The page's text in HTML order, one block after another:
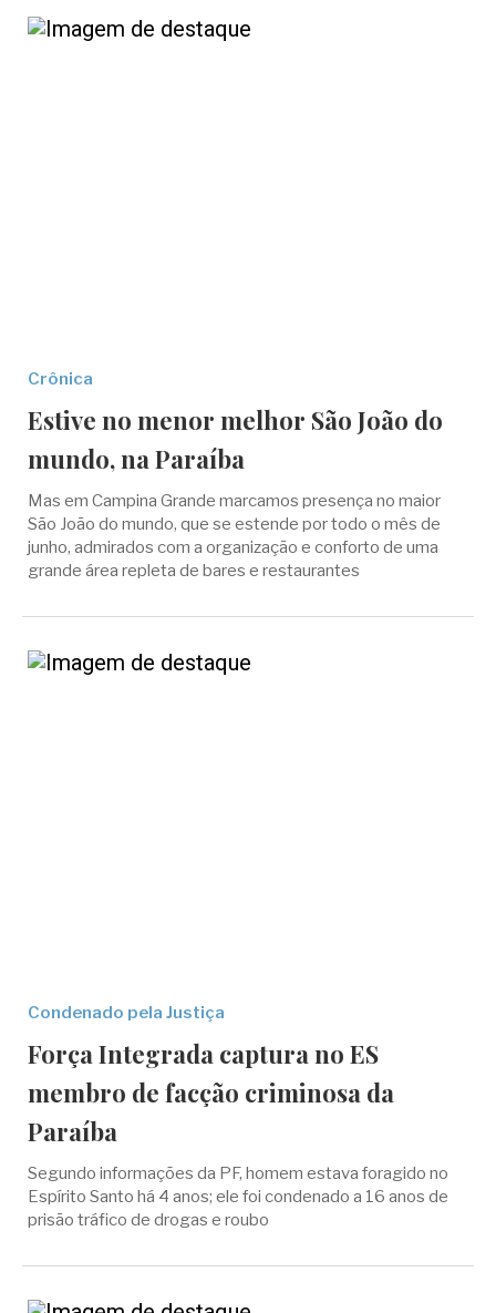
Crônica
Estive no menor melhor São João do
mundo, na Paraíba
Mas em Campina Grande marcamos presença no maior
São João do mundo, que se estende por todo o mês de
junho, admirados com a organização e conforto de uma
grande área repleta de bares e restaurantes
Condenado pela Justiça
Força Integrada captura no ES
membro de facção criminosa da
Paraíba
Segundo informações da PF, homem estava foragido no
Espírito Santo há 4 anos; ele foi condenado a 16 anos de
prisão tráfico de drogas e roubo